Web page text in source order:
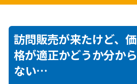
訪問販売が来たけど、価
格が適正かどうか分から
ない…